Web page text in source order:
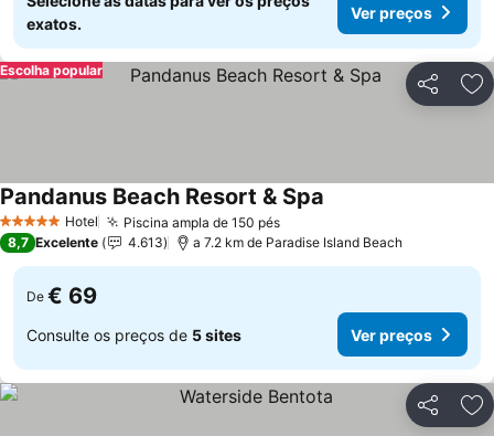
exatos.
Ver preços
Partilhar
Escolha popular
5 Estrelas Hotel Piscina ampla de 150 pés
Pandanus Beach Resort & Spa
8,7 Excelente 4.613 a 7.2 km de Paradise Island Beach
De € 69
Consulte os preços de 5 sites Ver preços
Partilhar